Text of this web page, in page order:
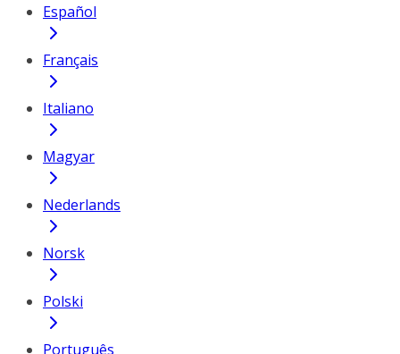
Español
Français
Italiano
Magyar
Nederlands
Norsk
Polski
Português